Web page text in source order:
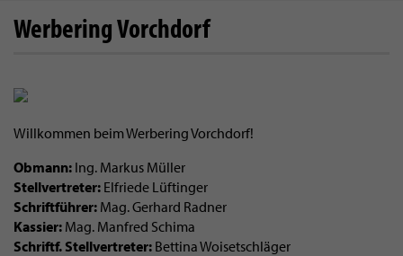
Werbering Vorchdorf
Willkommen beim Werbering Vorchdorf!
Obmann Ing. Markus Müller
Stellvertreter Elfriede Lüftinger
Schriftführer Mag. Gerhard Radner
Kassier Mag. Manfred Schima
Schriftf. Stellvertreter Bettina Woisetschläger